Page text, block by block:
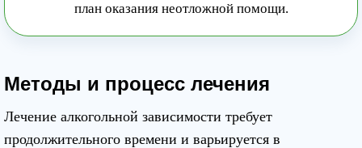
план оказания неотложной помощи.
Методы и процесс лечения
Лечение алкогольной зависимости требует
продолжительного времени и варьируется в